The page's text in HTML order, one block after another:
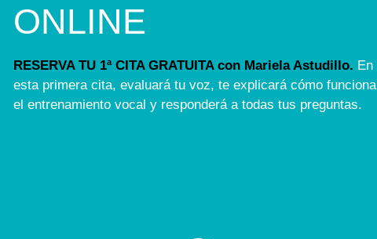
ONLINE
RESERVA TU 1ª CITA GRATUITA con Mariela Astudillo. En
esta primera cita, evaluará tu voz, te explicará cómo funciona
el entrenamiento vocal y responderá a todas tus preguntas.